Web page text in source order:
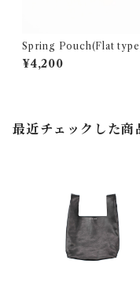
Spring Pouch(Flat
¥4,200
最近チェックした商